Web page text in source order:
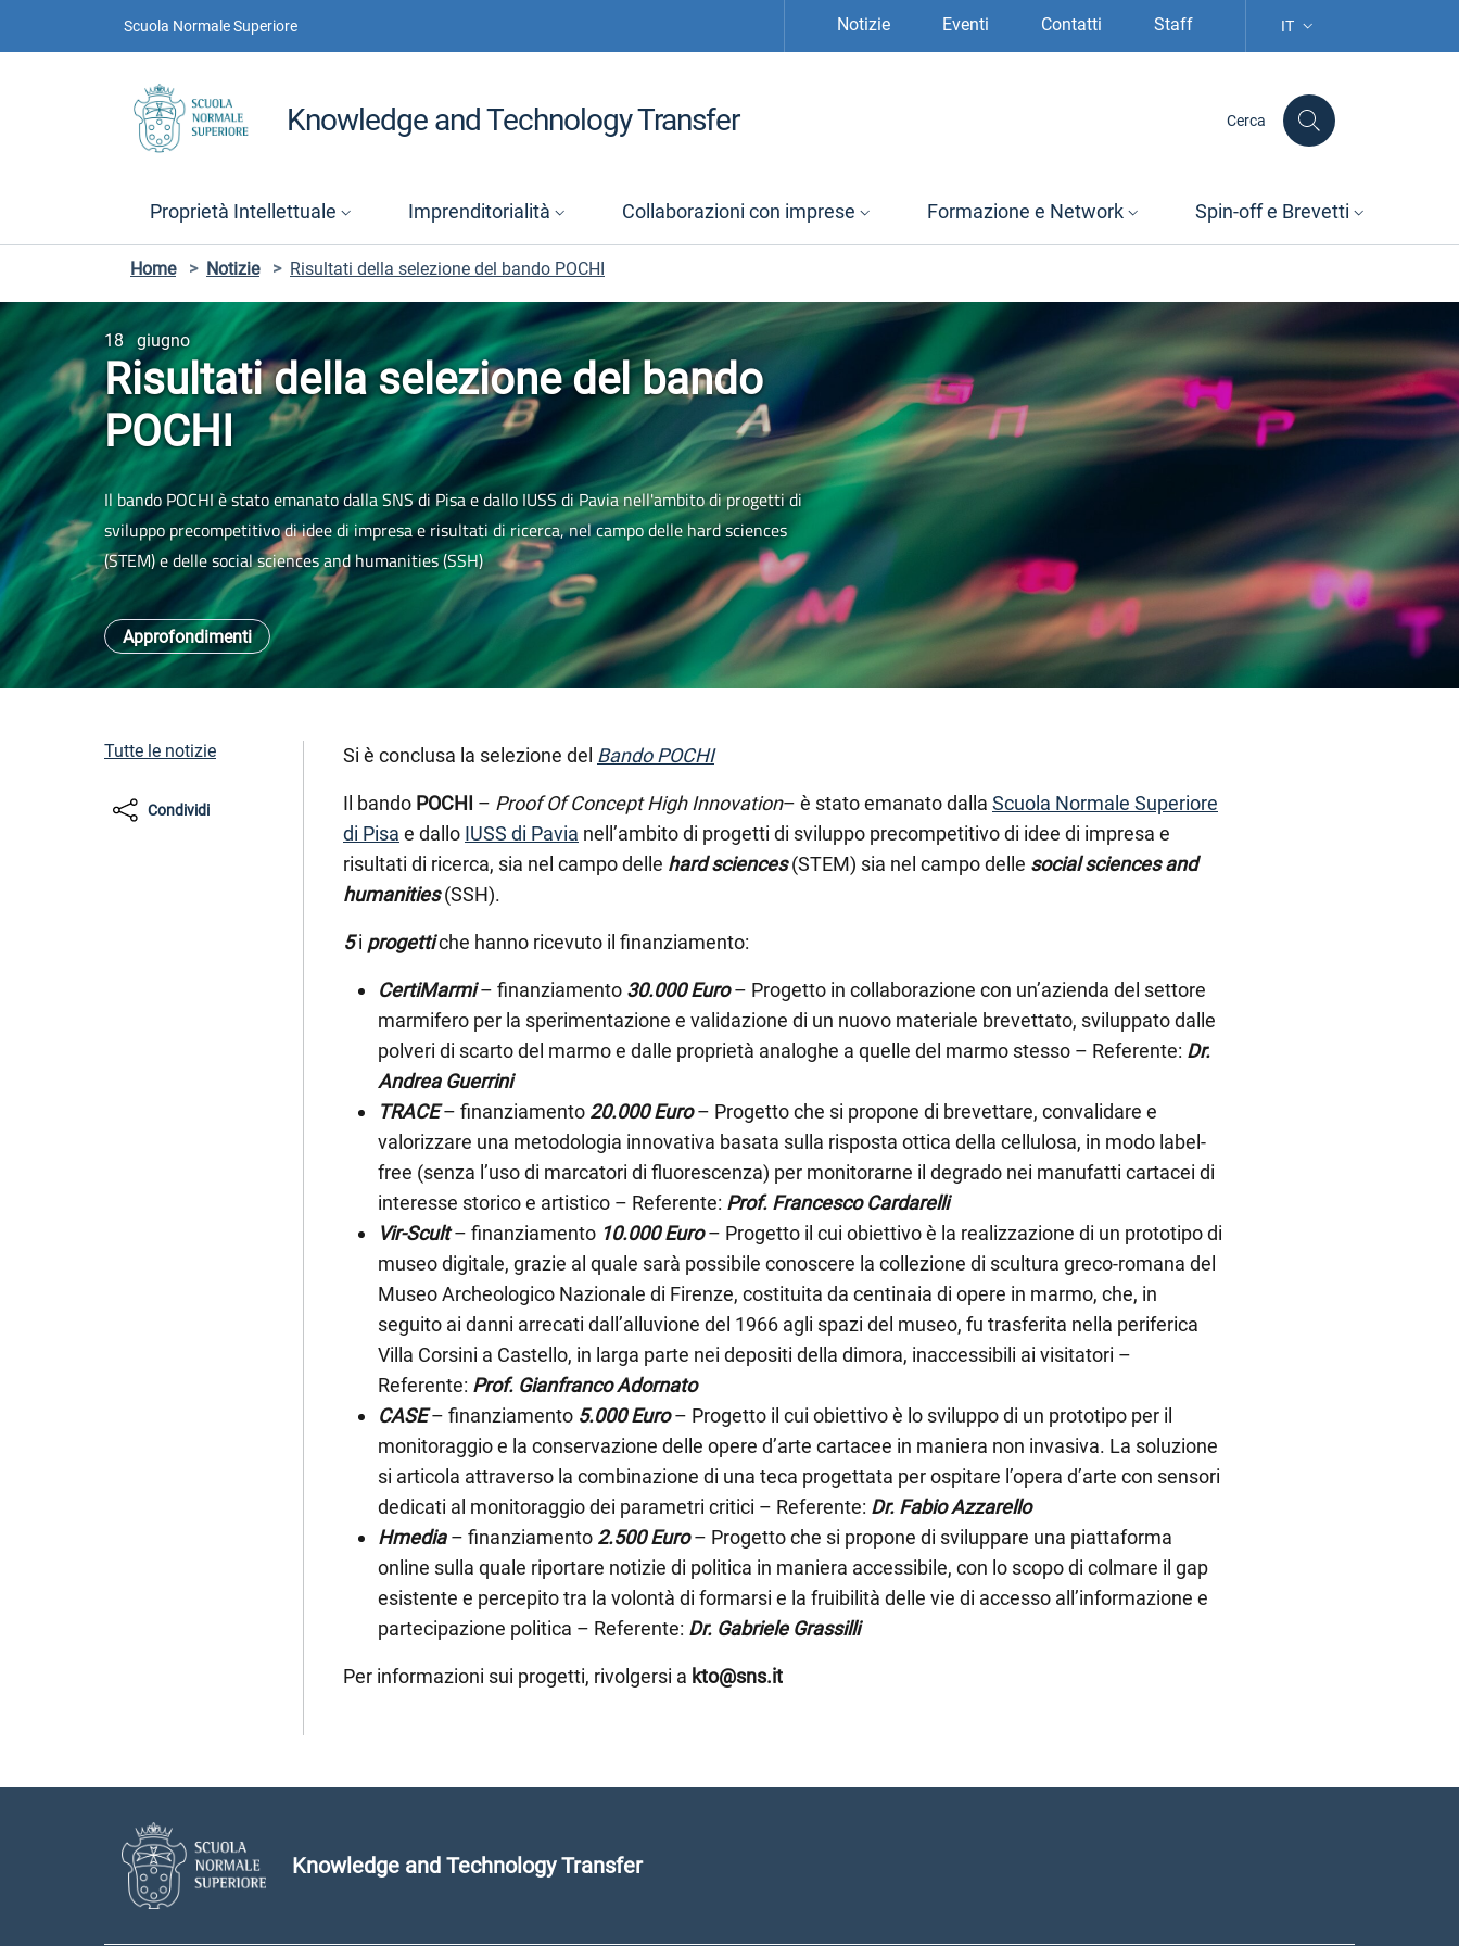
Scuola Normale Superiore Notizie Eventi Contatti Staff
SELEZIONE LINGUA:
IT
Knowledge and Technology Transfer Cerca
Proprietà Intellettuale Imprenditorialità Collaborazioni con imprese Formazione e Network Spin-off e Brevetti
Home > Notizie > Risultati della selezione del bando POCHI
18 giugno
Risultati della selezione del bando
POCHI
Il bando POCHI è stato emanato dalla SNS di Pisa e dallo IUSS di Pavia nell'ambito di progetti di
sviluppo precompetitivo di idee di impresa e risultati di ricerca, nel campo delle hard sciences
(STEM) e delle social sciences and humanities (SSH)
Approfondimenti
Tutte le notizie
Condividi
Si è conclusa la selezione del Bando POCHI
Il bando POCHI – Proof Of Concept High Innovation– è stato emanato dalla Scuola Normale Superiore
di Pisa e dallo IUSS di Pavia nell’ambito di progetti di sviluppo precompetitivo di idee di impresa e
risultati di ricerca, sia nel campo delle hard sciences(STEM) sia nel campo delle social sciences and
humanities(SSH).
5i progettiche hanno ricevuto il finanziamento:
CertiMarmi– finanziamento 30.000 Euro– Progetto in collaborazione con un’azienda del settore
marmifero per la sperimentazione e validazione di un nuovo materiale brevettato, sviluppato dalle
polveri di scarto del marmo e dalle proprietà analoghe a quelle del marmo stesso – Referente: Dr.
Andrea Guerrini
TRACE– finanziamento 20.000 Euro– Progetto che si propone di brevettare, convalidare e
valorizzare una metodologia innovativa basata sulla risposta ottica della cellulosa, in modo label-
free (senza l’uso di marcatori di fluorescenza) per monitorarne il degrado nei manufatti cartacei di
interesse storico e artistico – Referente: Prof. Francesco Cardarelli
Vir-Scult– finanziamento 10.000 Euro– Progetto il cui obiettivo è la realizzazione di un prototipo di
museo digitale, grazie al quale sarà possibile conoscere la collezione di scultura greco-romana del
Museo Archeologico Nazionale di Firenze, costituita da centinaia di opere in marmo, che, in
seguito ai danni arrecati dall’alluvione del 1966 agli spazi del museo, fu trasferita nella periferica
Villa Corsini a Castello, in larga parte nei depositi della dimora, inaccessibili ai visitatori –
Referente: Prof. Gianfranco Adornato
CASE– finanziamento 5.000 Euro– Progetto il cui obiettivo è lo sviluppo di un prototipo per il
monitoraggio e la conservazione delle opere d’arte cartacee in maniera non invasiva. La soluzione
si articola attraverso la combinazione di una teca progettata per ospitare l’opera d’arte con sensori
dedicati al monitoraggio dei parametri critici – Referente: Dr. Fabio Azzarello
Hmedia– finanziamento 2.500 Euro– Progetto che si propone di sviluppare una piattaforma
online sulla quale riportare notizie di politica in maniera accessibile, con lo scopo di colmare il gap
esistente e percepito tra la volontà di formarsi e la fruibilità delle vie di accesso all’informazione e
partecipazione politica – Referente: Dr. Gabriele Grassilli
Per informazioni sui progetti, rivolgersi a kto@sns.it
Knowledge and Technology Transfer